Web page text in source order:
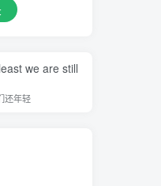
we are still
还年轻